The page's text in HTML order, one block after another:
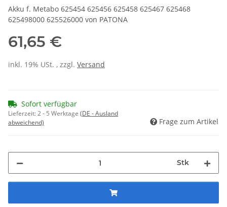
Akku f. Metabo 625454 625456 625458 625467 625468
625498000 625526000 von PATONA
61,65 €
inkl. 19% USt. , zzgl. Versand
Sofort verfügbar
Lieferzeit:2 - 5 Werktage (DE - Ausland
abweichend)
Frage zum Artikel
Stk